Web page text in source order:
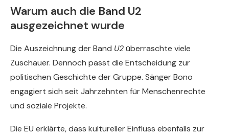
Warum auch die Band U2
ausgezeichnet wurde
Die Auszeichnung der Band U2überraschte viele
Zuschauer. Dennoch passt die Entscheidung zur
politischen Geschichte der Gruppe. Sänger Bono
engagiert sich seit Jahrzehnten für Menschenrechte
und soziale Projekte.
Die EU erklärte, dass kultureller Einfluss ebenfalls zur